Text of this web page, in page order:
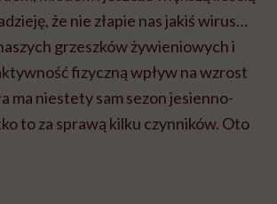
że nie złapie nas jakiś wirus…
grzeszków żywieniowych i
fizyczną wpływ na wzrost
ma niestety sam sezon jesienno-
to za sprawą kilku czynników. Oto